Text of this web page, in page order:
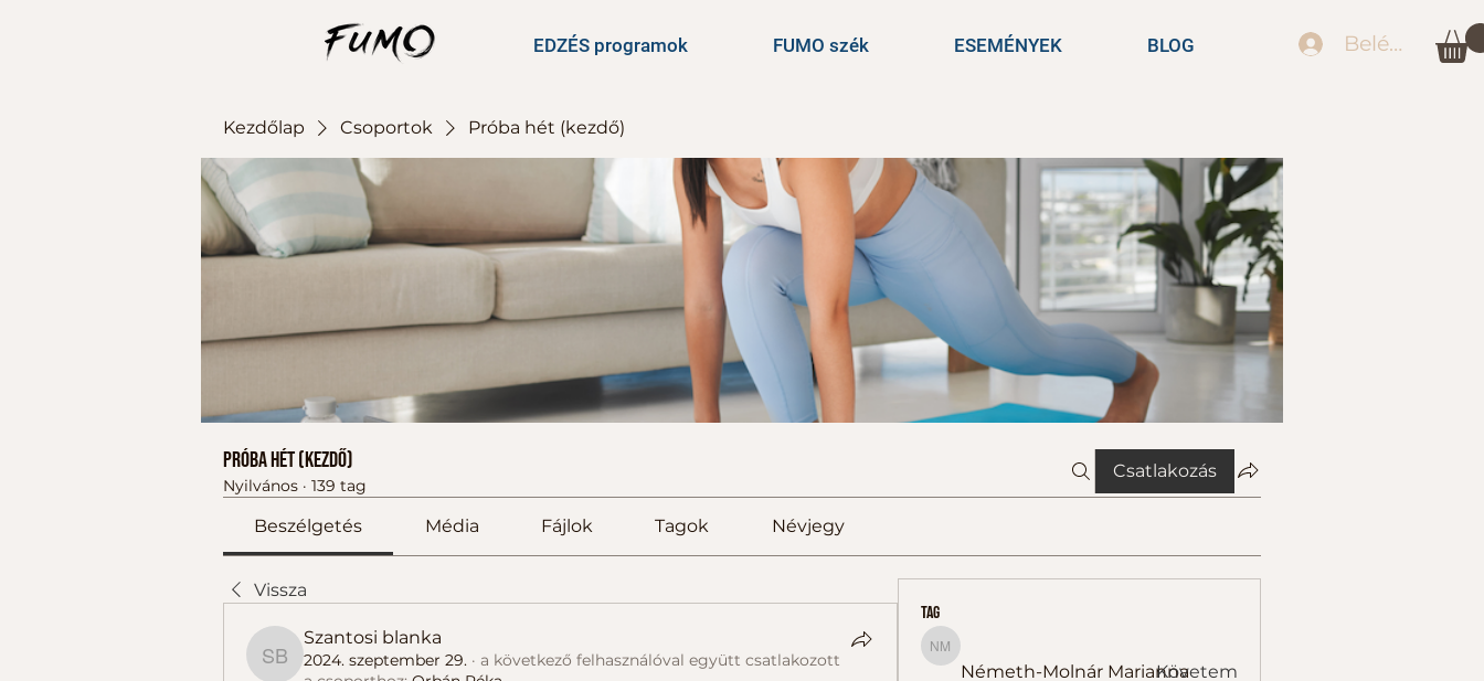
EDZÉS programok FUMO szék ESEMÉNYEK BLOG Belépés
Kezdőlap Csoportok Próba hét (kezdő)
Próba hét (kezdő)
Nyilvános · 139 tag
Csatlakozás
Beszélgetés Média Fájlok Tagok Névjegy
Vissza
Szantosi blanka
Szantosi blanka
2024. szeptember 29. · a következő felhasználóval együtt csatlakozott
tag
Németh-Molnár Marianna
Németh-Molnár MariannaKövetem